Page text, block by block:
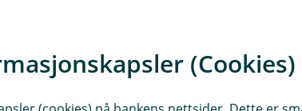
en venn eller partner, da det er
hver sin 2-roms. Dette kan
boligmarkedet.
(Cookies)